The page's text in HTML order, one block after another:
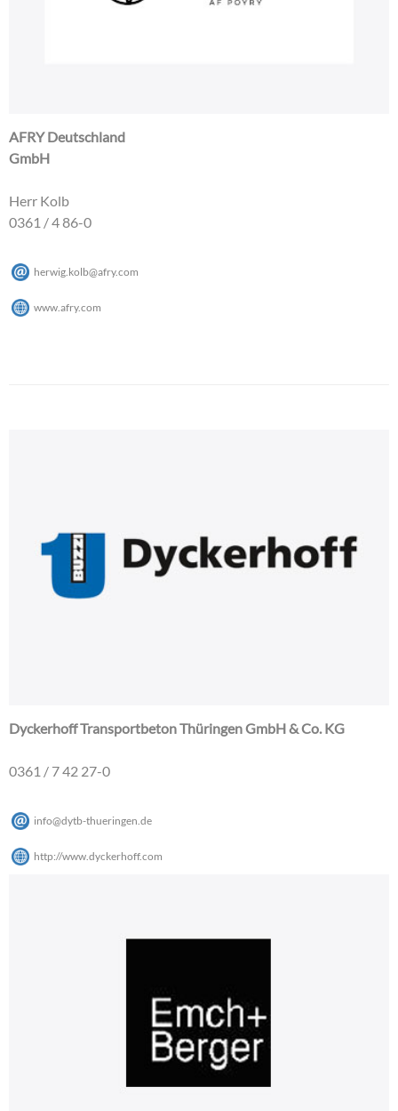
AFRY Deutschland
GmbH
Herr Kolb
0361 / 4 86-0
herwig.kolb@afry.com
www.afry.com
Dyckerhoff Transportbeton Thüringen GmbH & Co. KG
0361 / 7 42 27-0
info@dytb-thueringen de
http://www.dyckerhoff.com